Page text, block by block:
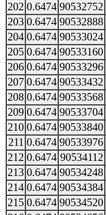
202 0.6474 90532752
203 0.6474 90532888
204 0.6474 90533024
205 0.6474 90533160
206 0.6474 90533296
207 0.6474 90533432
208 0.6474 90533568
209 0.6474 90533704
210 0.6474 90533840
211 0.6474 90533976
212 0.6474 90534112
213 0.6474 90534248
214 0.6474 90534384
215 0.6474 90534520